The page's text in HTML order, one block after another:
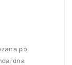
po